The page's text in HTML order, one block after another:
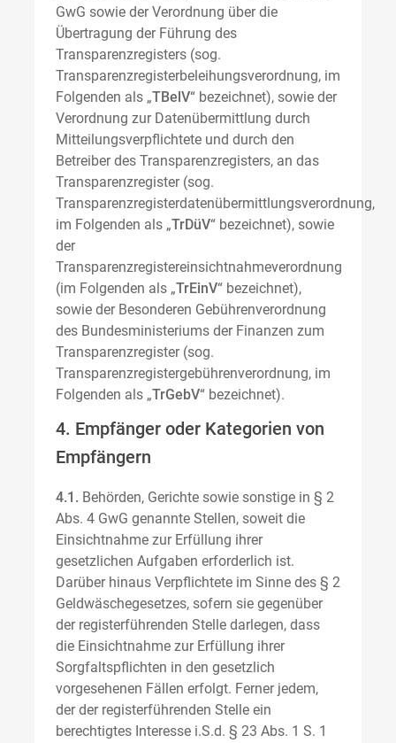
GwG sowie der Verordnung über die
Übertragung der Führung des
Transparenzregisters (sog.
Transparenzregisterbeleihungsverordnung, im
Folgenden als „TBelV“ bezeichnet), sowie der
Verordnung zur Datenübermittlung durch
Mitteilungsverpflichtete und durch den
Betreiber des Transparenzregisters, an das
Transparenzregister (sog.
Transparenzregisterdatenübermittlungsverordnung,
im Folgenden als „TrDüV“ bezeichnet), sowie
der
Transparenzregistereinsichtnahmeverordnung
(im Folgenden als „TrEinV“ bezeichnet),
sowie der Besonderen Gebührenverordnung
des Bundesministeriums der Finanzen zum
Transparenzregister (sog.
Transparenzregistergebührenverordnung, im
Folgenden als „TrGebV“ bezeichnet).
4. Empfänger oder Kategorien von
Empfängern
4.1. Behörden, Gerichte sowie sonstige in § 2
Abs. 4 GwG genannte Stellen, soweit die
Einsichtnahme zur Erfüllung ihrer
gesetzlichen Aufgaben erforderlich ist.
Darüber hinaus Verpflichtete im Sinne des § 2
Geldwäschegesetzes, sofern sie gegenüber
der registerführenden Stelle darlegen, dass
die Einsichtnahme zur Erfüllung ihrer
Sorgfaltspflichten in den gesetzlich
vorgesehenen Fällen erfolgt. Ferner jedem,
der der registerführenden Stelle ein
berechtigtes Interesse i.S.d. § 23 Abs. 1 S. 1